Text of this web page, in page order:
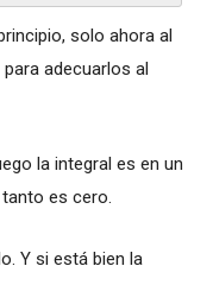
solo ahora al
adecuarlos al
la integral es en un
es cero.
Y si está bien la